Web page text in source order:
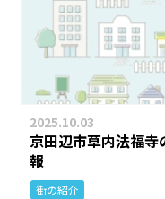
2025.10.03
京田辺市草内法福
報
街の紹介